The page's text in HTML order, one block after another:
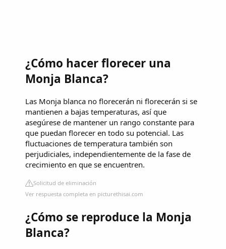
¿Cómo hacer florecer una
Monja Blanca?
Las Monja blanca no florecerán ni florecerán si se
mantienen a bajas temperaturas, así que
asegúrese de mantener un rango constante para
que puedan florecer en todo su potencial. Las
fluctuaciones de temperatura también son
perjudiciales, independientemente de la fase de
crecimiento en que se encuentren.
Solicitud de eliminación
Ver respuesta completa en picturethisai.com
¿Cómo se reproduce la Monja
Blanca?